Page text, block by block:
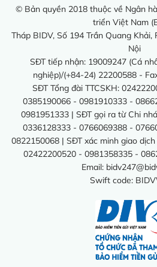
© Bản quyền 2018 thuộc về Ngân
triển Việt Nam
Tháp BIDV, Số 194 Trần Quang
Nội
SĐT tiếp nhận: 19009247 (Cá
nghiệp)/(+84-24) 22200588 -
SĐT Tổng đài TTCSKH:
0385190066 - 0981910333 -
0981951333 | SĐT gọi ra từ Chi
0336128333 - 0766069388 -
0822150068 | SĐT xác minh giao
02422200520 - 0981358335 -
Email:
Swift code: